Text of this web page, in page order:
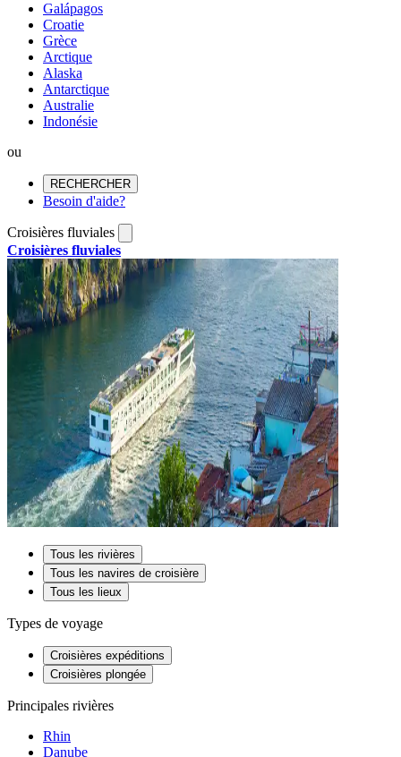
Galápagos
Croatie
Grèce
Arctique
Alaska
Antarctique
Australie
Indonésie
ou
RECHERCHER
Besoin d'aide?
Croisières fluviales
Croisières fluviales
Tous les rivières
Tous les navires de croisière
Tous les lieux
Types de voyage
Croisières expéditions
Croisières plongée
Principales rivières
Rhin
Danube